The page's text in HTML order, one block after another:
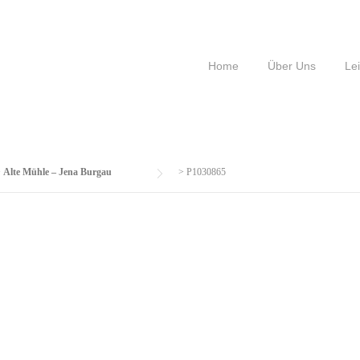
Home Über Uns
Alte Mühle – Jena Burgau > P1030865